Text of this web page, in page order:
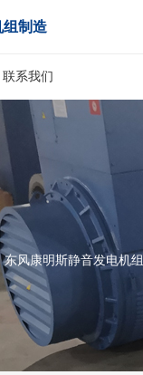
制造
联系我们
东风康明斯静音发电机组